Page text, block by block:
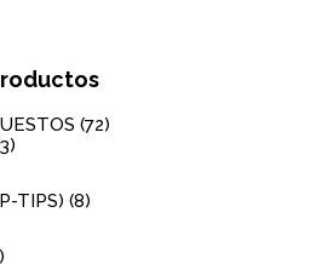
(72)
TIPS) (8)